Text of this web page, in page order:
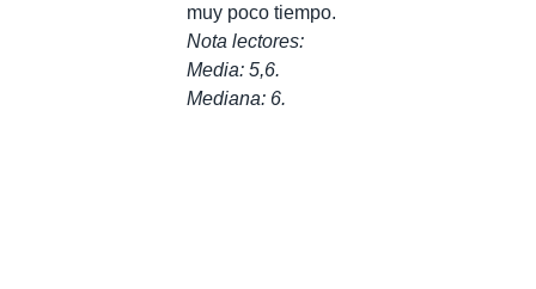
muy poco tiempo.
Nota lectores:
Media: 5,6.
Mediana: 6.